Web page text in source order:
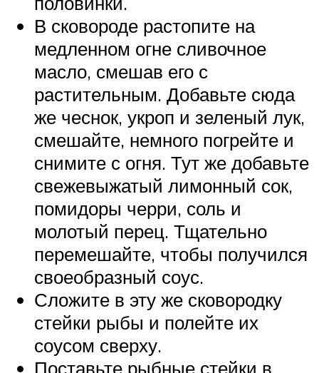
В сковороде растопите на
медленном огне сливочное
масло, смешав его с
растительным. Добавьте сюда
же чеснок, укроп и зеленый лук,
смешайте, немного погрейте и
снимите с огня. Тут же добавьте
свежевыжатый лимонный сок,
помидоры черри, соль и
молотый перец. Тщательно
перемешайте, чтобы получился
своеобразный соус.
Сложите в эту же сковородку
стейки рыбы и полейте их
соусом сверху.
Поставьте рыбные стейки в